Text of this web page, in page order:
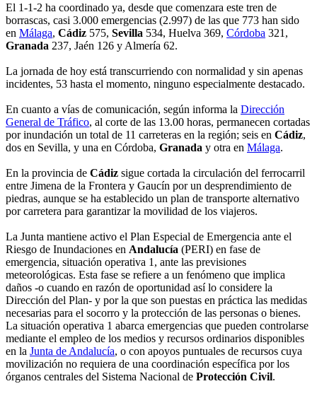
El 1-1-2 ha coordinado ya, desde que comenzara este tren de
borrascas, casi 3.000 emergencias (2.997) de las que 773 han sido
en Málaga, Cádiz 575, Sevilla 534, Huelva 369, Córdoba 321,
Granada 237, Jaén 126 y Almería 62.
La jornada de hoy está transcurriendo con normalidad y sin apenas
incidentes, 53 hasta el momento, ninguno especialmente destacado.
En cuanto a vías de comunicación, según informa la Dirección
General de Tráfico, al corte de las 13.00 horas, permanecen cortadas
por inundación un total de 11 carreteras en la región; seis en Cádiz,
dos en Sevilla, y una en Córdoba, Granada y otra en Málaga.
En la provincia de Cádiz sigue cortada la circulación del ferrocarril
entre Jimena de la Frontera y Gaucín por un desprendimiento de
piedras, aunque se ha establecido un plan de transporte alternativo
por carretera para garantizar la movilidad de los viajeros.
La Junta mantiene activo el Plan Especial de Emergencia ante el
Riesgo de Inundaciones en Andalucía (PERI) en fase de
emergencia, situación operativa 1, ante las previsiones
meteorológicas. Esta fase se refiere a un fenómeno que implica
daños -o cuando en razón de oportunidad así lo considere la
Dirección del Plan- y por la que son puestas en práctica las medidas
necesarias para el socorro y la protección de las personas o bienes.
La situación operativa 1 abarca emergencias que pueden controlarse
mediante el empleo de los medios y recursos ordinarios disponibles
en la Junta de Andalucía, o con apoyos puntuales de recursos cuya
movilización no requiera de una coordinación específica por los
órganos centrales del Sistema Nacional de Protección Civil.